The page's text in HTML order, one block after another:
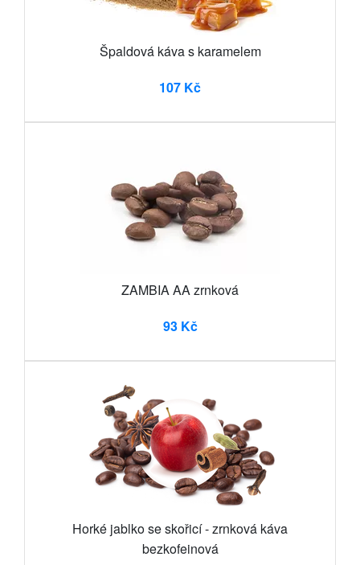
Špaldová káva s karamelem
107 Kč
ZAMBIA AA zrnková
93 Kč
Horké jablko se skořicí - zrnková káva
bezkofeinová